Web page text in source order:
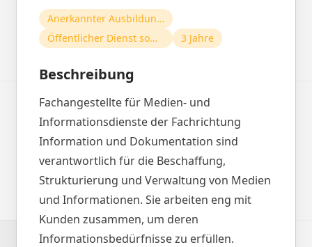
Anerkannter Ausbildungsberuf
Öffentlicher Dienst sowie Industrie und Handel
3 Jahre
Beschreibung
Fachangestellte für Medien- und
Informationsdienste der Fachrichtung
Information und Dokumentation sind
verantwortlich für die Beschaffung,
Strukturierung und Verwaltung von Medien
und Informationen. Sie arbeiten eng mit
Kunden zusammen, um deren
Informationsbedürfnisse zu erfüllen.